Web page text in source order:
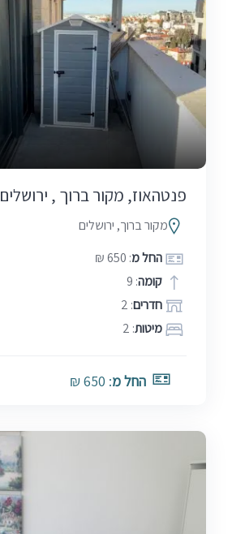
פנטהאוז, מקור ברוך , ירושלים
מקור ברוך, ירושלים
החל מ: 650 ₪
קומה: 9
חדרים: 2
מיטות: 2
החל מ: 650 ₪